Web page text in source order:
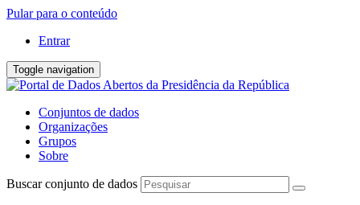
Pular para o conteúdo
Entrar
Toggle navigation
Conjuntos de dados
Organizações
Grupos
Sobre
Buscar conjunto de dados